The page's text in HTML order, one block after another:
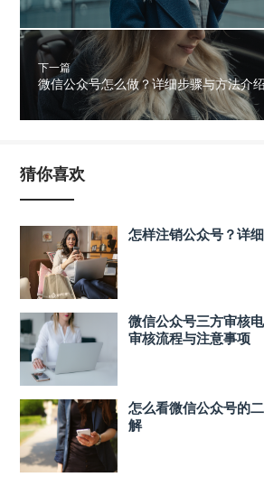
下一篇
微信公众号怎么做？详细步骤与方法介绍
猜你喜欢
怎样注销公众号？详
微信公众号三方审核
审核流程与注意事项
怎么看微信公众号的
解